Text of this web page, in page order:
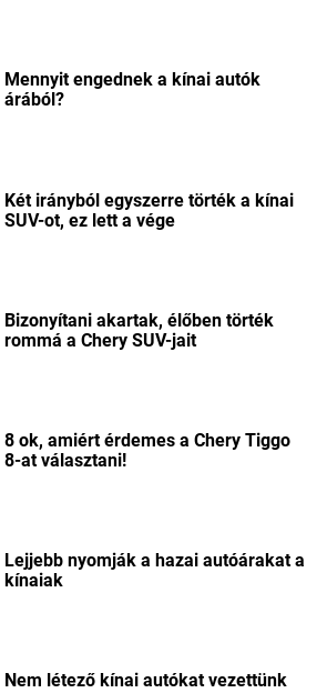
Mennyit engednek a kínai autók
árából?
Két irányból egyszerre törték a kínai
SUV-ot, ez lett a vége
Bizonyítani akartak, élőben törték
rommá a Chery SUV-jait
8 ok, amiért érdemes a Chery Tiggo
8-at választani!
Lejjebb nyomják a hazai autóárakat a
kínaiak
Nem létező kínai autókat vezettünk